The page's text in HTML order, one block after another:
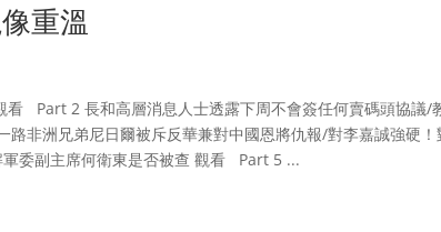
重溫
Part 2 長和高層消息人士透露下周不會簽任何賣碼頭協議/
非洲兄弟尼日爾被斥反華兼對中國恩將仇報/對李嘉誠強硬
委副主席何衛東是否被查 觀看 Part 5 ...